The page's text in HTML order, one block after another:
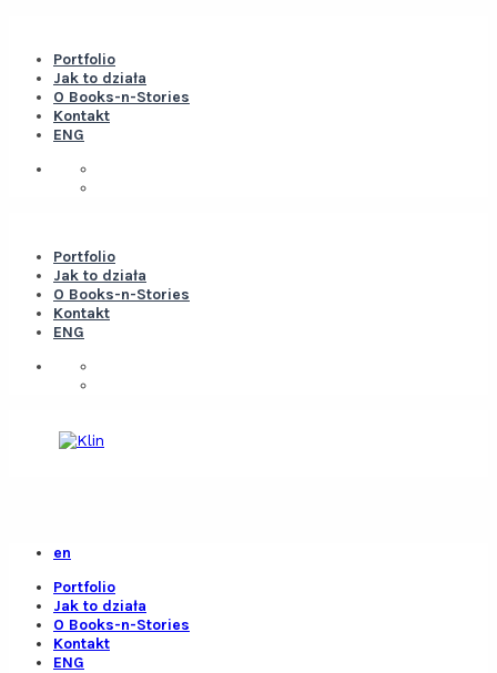
Portfolio
Jak to działa
O Books-n-Stories
Kontakt
ENG
Portfolio
Jak to działa
O Books-n-Stories
Kontakt
ENG
en
Portfolio
Jak to działa
O Books-n-Stories
Kontakt
ENG